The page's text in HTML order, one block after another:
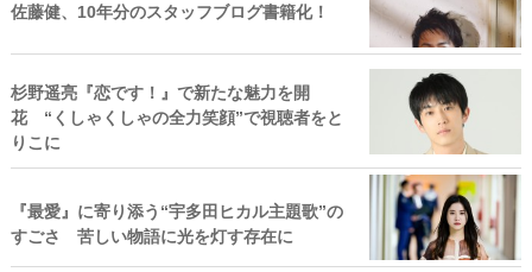
佐藤健、10年分のスタッフブログ書籍化！
杉野遥亮『恋です！』で新たな魅力を開
花 “くしゃくしゃの全力笑顔”で視聴者をと
りこに
『最愛』に寄り添う“宇多田ヒカル主題歌”の
すごさ 苦しい物語に光を灯す存在に